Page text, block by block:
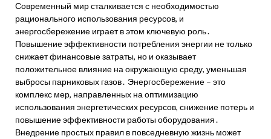
Современный мир сталкивается с необходимостью
рационального использования ресурсов, и
энергосбережение играет в этом ключевую роль․
Повышение эффективности потребления энергии не только
снижает финансовые затраты, но и оказывает
положительное влияние на окружающую среду, уменьшая
выбросы парниковых газов․ Энергосбережение – это
комплекс мер, направленных на оптимизацию
использования энергетических ресурсов, снижение потерь и
повышение эффективности работы оборудования․
Внедрение простых правил в повседневную жизнь может